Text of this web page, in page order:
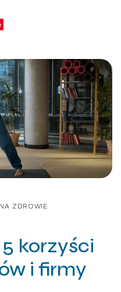
ZDROWIE
korzyści
i firmy